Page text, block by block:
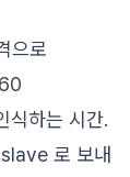
으로
하는 시간.
로 보내